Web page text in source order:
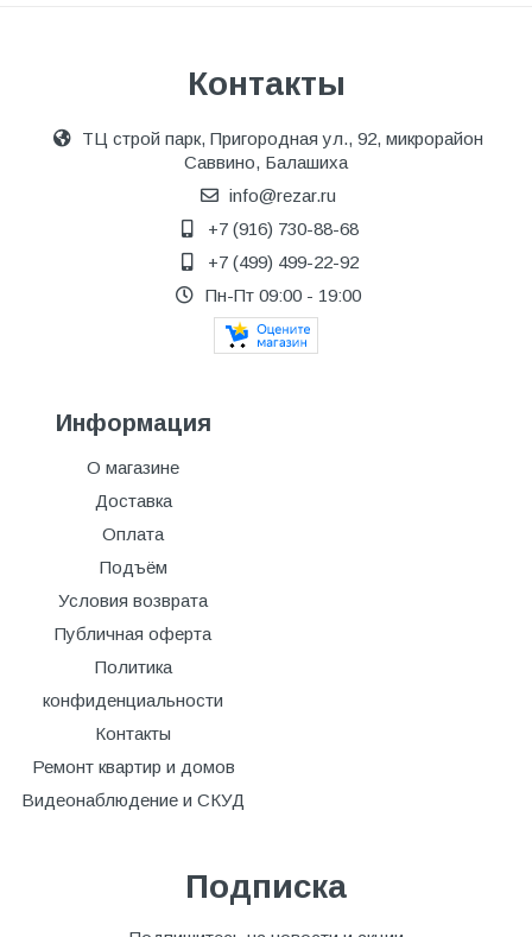
Контакты
ТЦ строй парк, Пригородная ул., 92, микрорайон
Саввино, Балашиха
info@rezar.ru
+7 (916) 730-88-68
+7 (499) 499-22-92
Пн-Пт 09:00 - 19:00
Информация
О магазине
Доставка
Оплата
Подъём
Условия возврата
Публичная оферта
Политика
конфиденциальности
Контакты
Ремонт квартир и домов
Видеонаблюдение и СКУД
Подписка